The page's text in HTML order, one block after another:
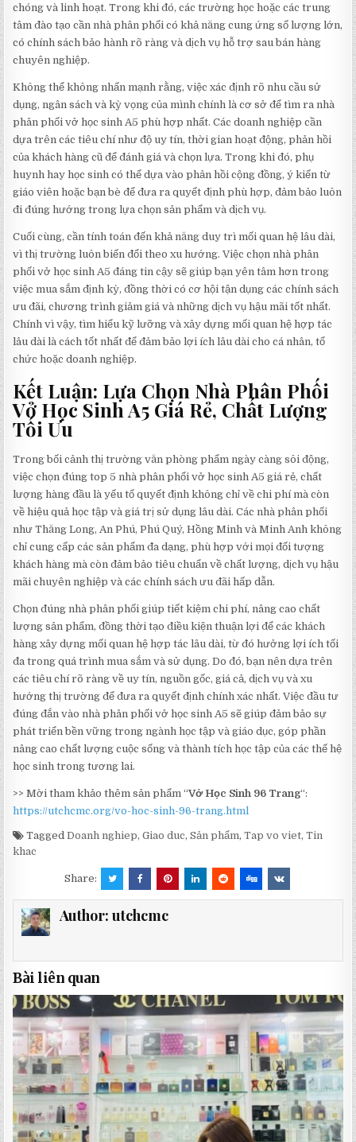
chóng và linh hoạt. Trong khi đó, các trường học hoặc các trung
tâm đào tạo cần nhà phân phối có khả năng cung ứng số lượng lớn,
có chính sách bảo hành rõ ràng và dịch vụ hỗ trợ sau bán hàng
chuyên nghiệp.
Không thể không nhấn mạnh rằng, việc xác định rõ nhu cầu sử
dụng, ngân sách và kỳ vọng của mình chính là cơ sở để tìm ra nhà
phân phối vở học sinh A5 phù hợp nhất. Các doanh nghiệp cần
dựa trên các tiêu chí như độ uy tín, thời gian hoạt động, phản hồi
của khách hàng cũ để đánh giá và chọn lựa. Trong khi đó, phụ
huynh hay học sinh có thể dựa vào phản hồi cộng đồng, ý kiến từ
giáo viên hoặc bạn bè để đưa ra quyết định phù hợp, đảm bảo luôn
đi đúng hướng trong lựa chọn sản phẩm và dịch vụ.
Cuối cùng, cần tính toán đến khả năng duy trì mối quan hệ lâu dài,
vì thị trường luôn biến đổi theo xu hướng. Việc chọn nhà phân
phối vở học sinh A5 đáng tin cậy sẽ giúp bạn yên tâm hơn trong
việc mua sắm định kỳ, đồng thời có cơ hội tận dụng các chính sách
ưu đãi, chương trình giảm giá và những dịch vụ hậu mãi tốt nhất.
Chính vì vậy, tìm hiểu kỹ lưỡng và xây dựng mối quan hệ hợp tác
lâu dài là cách tốt nhất để đảm bảo lợi ích lâu dài cho cá nhân, tổ
chức hoặc doanh nghiệp.
Kết Luận: Lựa Chọn Nhà Phân Phối
Vở Học Sinh A5 Giá Rẻ, Chất Lượng
Tối Ưu
Trong bối cảnh thị trường văn phòng phẩm ngày càng sôi động,
việc chọn đúng top 5 nhà phân phối vở học sinh A5 giá rẻ, chất
lượng hàng đầu là yếu tố quyết định không chỉ về chi phí mà còn
về hiệu quả học tập và giá trị sử dụng lâu dài. Các nhà phân phối
như Thăng Long, An Phú, Phú Quý, Hồng Minh và Minh Anh không
chỉ cung cấp các sản phẩm đa dạng, phù hợp với mọi đối tượng
khách hàng mà còn đảm bảo tiêu chuẩn về chất lượng, dịch vụ hậu
mãi chuyên nghiệp và các chính sách ưu đãi hấp dẫn.
Chọn đúng nhà phân phối giúp tiết kiệm chi phí, nâng cao chất
lượng sản phẩm, đồng thời tạo điều kiện thuận lợi để các khách
hàng xây dựng mối quan hệ hợp tác lâu dài, từ đó hưởng lợi ích tối
đa trong quá trình mua sắm và sử dụng. Do đó, bạn nên dựa trên
các tiêu chí rõ ràng về uy tín, nguồn gốc, giá cả, dịch vụ và xu
hướng thị trường để đưa ra quyết định chính xác nhất. Việc đầu tư
đúng đắn vào nhà phân phối vở học sinh A5 sẽ giúp đảm bảo sự
phát triển bền vững trong ngành học tập và giáo dục, góp phần
nâng cao chất lượng cuộc sống và thành tích học tập của các thế hệ
học sinh trong tương lai.
>> Mời tham khảo thêm sản phẩm “Vở Học Sinh 96 Trang“:
https://utchcmc.org/vo-hoc-sinh-96-trang.html
TaggedDoanh nghiep,Giao duc,Sản phẩm,Tap vo viet,Tin
khac
Share:
Author: utchcmc
Bài liên quan